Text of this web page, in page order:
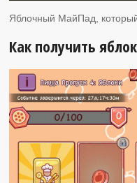
Яблочный МайПад,
Как получить